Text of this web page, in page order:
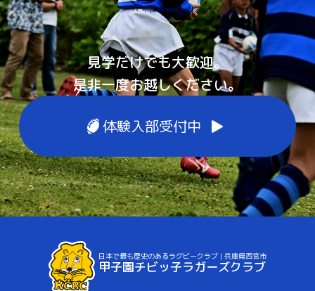
見学だけでも大歓迎。
是非一度お越しください。
体験入部受付中
日本で最も歴史のあるラグビークラブ | 兵庫県西宮市
甲子園チビッ子ラガーズクラブ